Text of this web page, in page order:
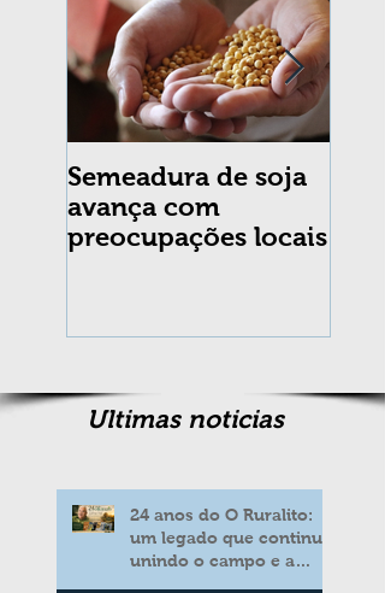
Semeadura de soja
avança com
preocupações locais
Ultimas noticias
24 anos do O Ruralito:
um legado que continua
unindo o campo e a